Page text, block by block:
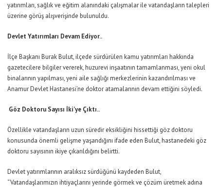
yatırımları, sağlık ve eğitim alanındaki çalışmalar ile vatandaşların talepleri
üzerine görüş alışverişinde bulunuldu.
Devlet Yatırımları Devam Ediyor..
İlçe Başkanı Burak Bulut, ilçede sürdürülen kamu yatırımları hakkında
gazetecilere bilgiler vererek, huzurevi inşaatının tamamlanması, yeni okul
binalarının yapılması, yeni aile sağlığı merkezlerinin kazandırılması ve
Anamur Devlet Hastanesi’ne doktor atamalarının devam ettiğini söyledi.
Göz Doktoru Sayısı İki’ye Çıktı..
Özellikle vatandaşların uzun süredir eksikliğini hissettiği göz doktoru
konusunda önemli gelişme yaşandığını ifade eden Bulut, hastanedeki göz
doktoru sayısının ikiye çıkarıldığını belirtti.
Devlet yatırımlarının aralıksız sürdüğünü kaydeden Bulut,
“Vatandaşlarımızın ihtiyaçlarını yerinde görmek ve çözüm üretmek adına